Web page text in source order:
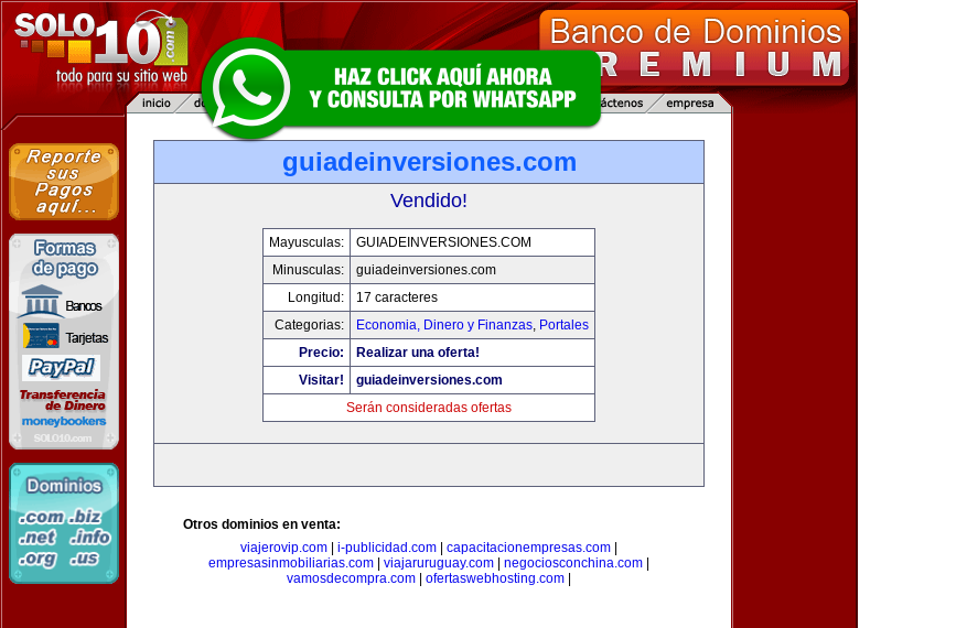
guiadeinversiones.com
Vendido!
Mayusculas:
GUIADEINVERSIONES.COM
Minusculas:
guiadeinversiones.com
Longitud:
17 caracteres
Categorias:
Economia, Dinero y Finanzas, Portales
Precio:
Realizar una oferta!
Visitar!
guiadeinversiones.com
Serán consideradas ofertas
Otros dominios en venta:
viajerovip.com
i-publicidad.com capacitacionempresas.com
empresasinmobiliarias.com
viajaruruguay.com negociosconchina.com
vamosdecompra.com
ofertaswebhosting.com